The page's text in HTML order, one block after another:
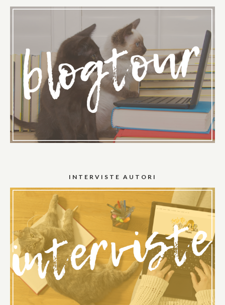
INTERVISTE AUTORI